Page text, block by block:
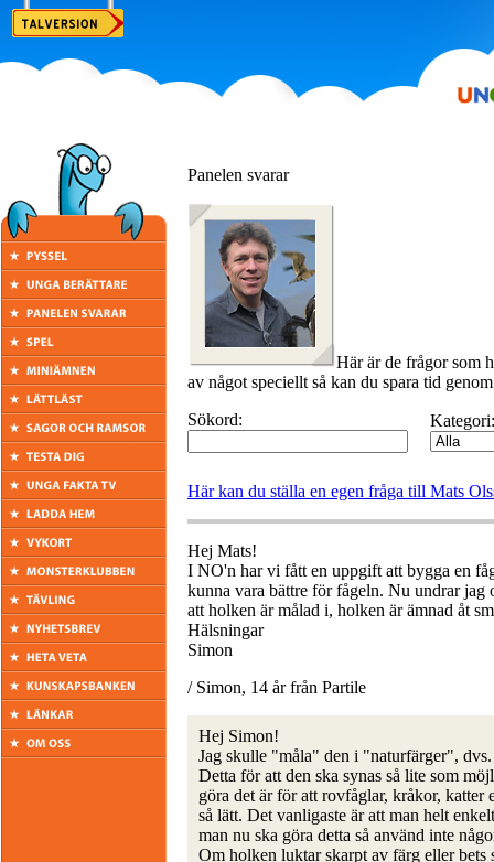
Panelen svarar
Här är de frågor som
av något speciellt så kan du spara tid
Sökord:
Kategori:
Här kan du ställa en egen fråga till Mats
Hej Mats!
I NO'n har vi fått en uppgift att bygga en
kunna vara bättre för fågeln. Nu undrar
att holken är målad i, holken är ämnad åt
Hälsningar
Simon
/ Simon, 14 år från Partile
Hej Simon!
Jag skulle "måla" den i "naturfärger",
Detta för att den ska synas så lite som
göra det är för att rovfåglar, kråkor,
så lätt. Det vanligaste är att man helt
man nu ska göra detta så använd inte
Om holken luktar skarpt av färg eller